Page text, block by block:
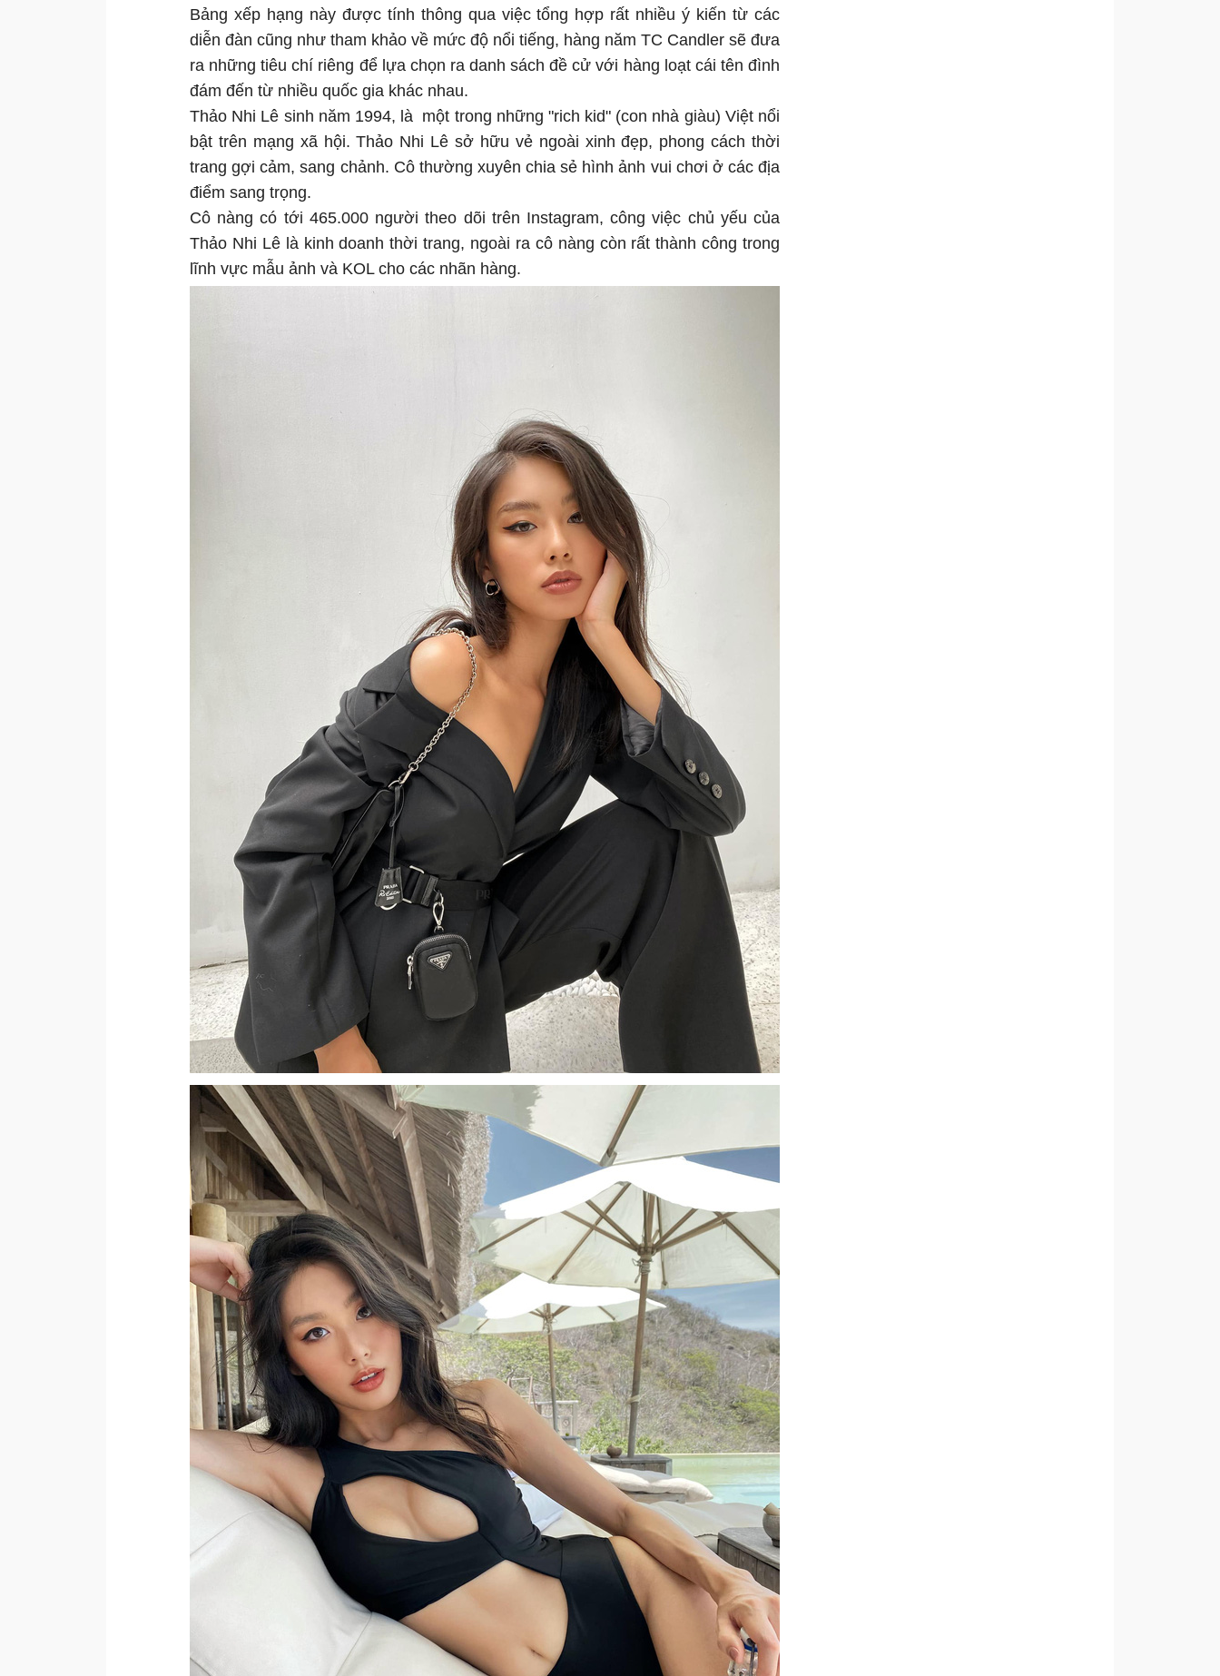
Bảng xếp hạng này được tính thông qua việc tổng hợp rất nhiều ý kiến từ các
diễn đàn cũng như tham khảo về mức độ nổi tiếng, hàng năm TC Candler sẽ đưa
ra những tiêu chí riêng để lựa chọn ra danh sách đề cử với hàng loạt cái tên đình
đám đến từ nhiều quốc gia khác nhau.
Thảo Nhi Lê sinh năm 1994, là một trong những "rich kid" (con nhà giàu) Việt nổi
bật trên mạng xã hội. Thảo Nhi Lê sở hữu vẻ ngoài xinh đẹp, phong cách thời
trang gợi cảm, sang chảnh. Cô thường xuyên chia sẻ hình ảnh vui chơi ở các địa
điểm sang trọng.
Cô nàng có tới 465.000 người theo dõi trên Instagram, công việc chủ yếu của
Thảo Nhi Lê là kinh doanh thời trang, ngoài ra cô nàng còn rất thành công trong
lĩnh vực mẫu ảnh và KOL cho các nhãn hàng.